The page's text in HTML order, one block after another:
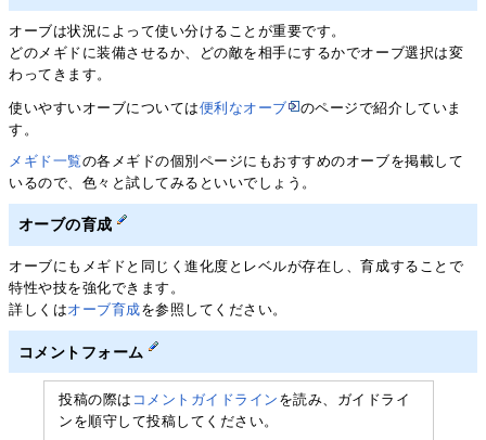
オーブは状況によって使い分けることが重要です。
どのメギドに装備させるか、どの敵を相手にするかでオーブ選択は変
わってきます。
使いやすいオーブについては便利なオーブ
のページで紹介していま
す。
メギド一覧の各メギドの個別ページにもおすすめのオーブを掲載して
いるので、色々と試してみるといいでしょう。
オーブの育成
オーブにもメギドと同じく進化度とレベルが存在し、育成することで
特性や技を強化できます。
詳しくはオーブ育成を参照してください。
コメントフォーム
投稿の際は コメントガイドライン を読み、ガイドライ
ンを順守して投稿してください。